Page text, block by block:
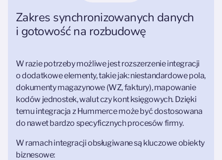
Zakres synchronizowanych danych
i gotowość na rozbudowę
W razie potrzeby możliwe jest rozszerzenie integracji
o dodatkowe elementy, takie jak: niestandardowe pola,
dokumenty magazynowe (WZ, faktury), mapowanie
kodów jednostek, walut czy kont księgowych. Dzięki
temu integracja z Hummerce może być dostosowana
do nawet bardzo specyficznych procesów firmy.
W ramach integracji obsługiwane są kluczowe obiekty
biznesowe: